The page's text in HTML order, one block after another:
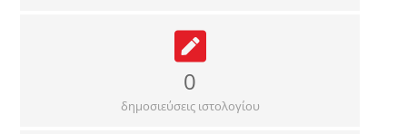
0
δημοσιεύσεις ιστολογίου